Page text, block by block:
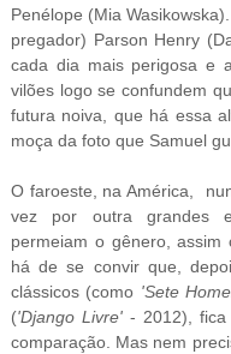
Penélope (Mia
pregador) Parson Henry
cada dia mais perigosa e
vilões logo se confundem
futura noiva, que há essa
moça da foto que Samuel
O faroeste, na América,
vez por outra grandes
permeiam o gênero,
há de se convir que,
clássicos (como 'Sete
('Django Livre' - 2012),
comparação. Mas nem